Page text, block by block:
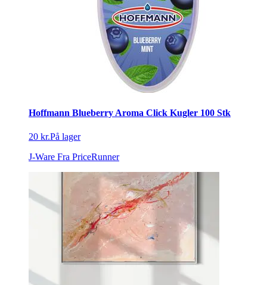
Hoffmann Blueberry Aroma Click Kugler 100 Stk
20 kr.På lager
J-Ware Fra PriceRunner